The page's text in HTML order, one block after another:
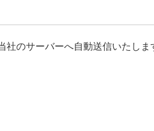
のサーバーへ自動送信いたしま